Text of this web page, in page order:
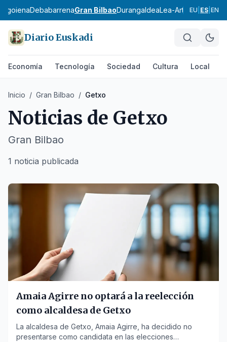
DebabarrenaGran BilbaoDurangaldeaLea-Artibai
EU ES EN
Diario Euskadi
Economía Tecnología Sociedad Cultura Local
Inicio / Gran Bilbao / Getxo
Noticias de Getxo
Gran Bilbao
1 noticia publicada
Amaia Agirre no optará a la reelección
como alcaldesa de Getxo
La alcaldesa de Getxo, Amaia Agirre, ha decidido no
presentarse como candidata en las elecciones